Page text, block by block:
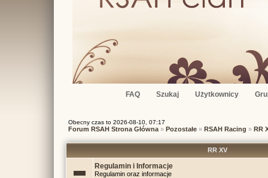
FAQ Szukaj Użytkownicy
Obecny czas to 2026-08-10, 07:17
Forum RSAH Strona Główna » Pozostałe » RSAH Racing » RR
RR XV
Regulamin i Informacje
Regulamin oraz informacje